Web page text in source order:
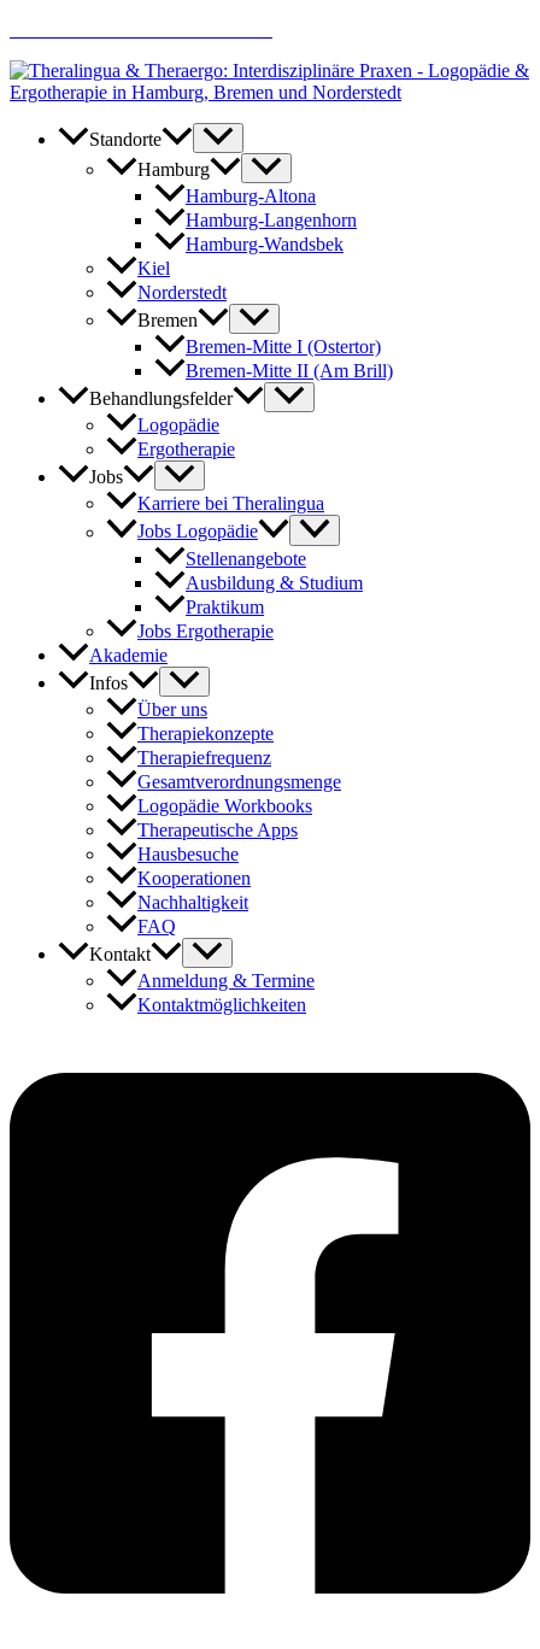
springen
Standorte
Hamburg
Hamburg-Altona
Hamburg-Langenhorn
Hamburg-Wandsbek
Kiel
Norderstedt
Bremen
Bremen-Mitte I (Ostertor)
Bremen-Mitte II (Am Brill)
Behandlungsfelder
Logopädie
Ergotherapie
Jobs
Karriere bei Theralingua
Jobs Logopädie
Stellenangebote
Ausbildung & Studium
Praktikum
Jobs Ergotherapie
Akademie
Infos
Über uns
Therapiekonzepte
Therapiefrequenz
Gesamtverordnungsmenge
Logopädie Workbooks
Therapeutische Apps
Hausbesuche
Kooperationen
Nachhaltigkeit
FAQ
Kontakt
Anmeldung & Termine
Kontaktmöglichkeiten